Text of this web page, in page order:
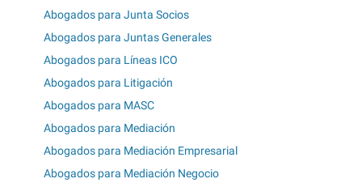
Abogados para Junta Socios
Abogados para Juntas Generales
Abogados para Líneas ICO
Abogados para Litigación
Abogados para MASC
Abogados para Mediación
Abogados para Mediación Empresarial
Abogados para Mediación Negocio